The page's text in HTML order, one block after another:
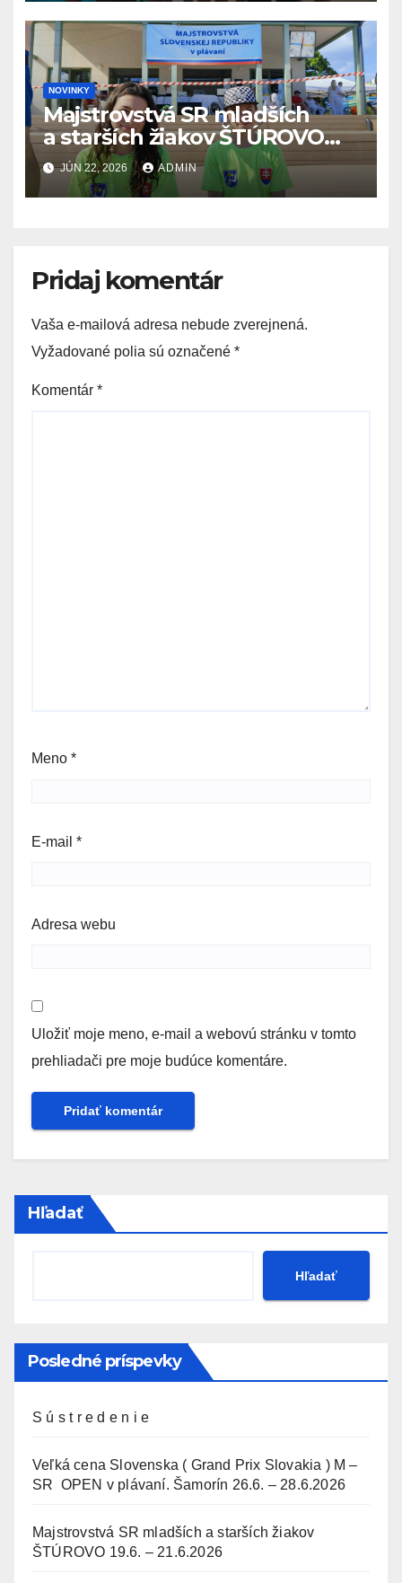
NOVINKY
Majstrovstvá SR mladších
a starších žiakov ŠTÚROVO
19.6. – 21.6.2026
JÚN 22, 2026 ADMIN
Pridaj komentár
Vaša e-mailová adresa nebude zverejnená.
Vyžadované polia sú označené *
Komentár *
Meno *
E-mail *
Adresa webu
Uložiť moje meno, e-mail a webovú stránku v tomto
prehliadači pre moje budúce komentáre.
Hľadať
Hľadať
Posledné príspevky
S ú s t r e d e n i e
Veľká cena Slovenska ( Grand Prix Slovakia ) M –
SR OPEN v plávaní. Šamorín 26.6. – 28.6.2026
Majstrovstvá SR mladších a starších žiakov
ŠTÚROVO 19.6. – 21.6.2026